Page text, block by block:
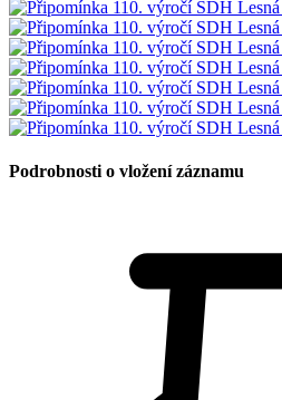
Podrobnosti o vložení záznamu